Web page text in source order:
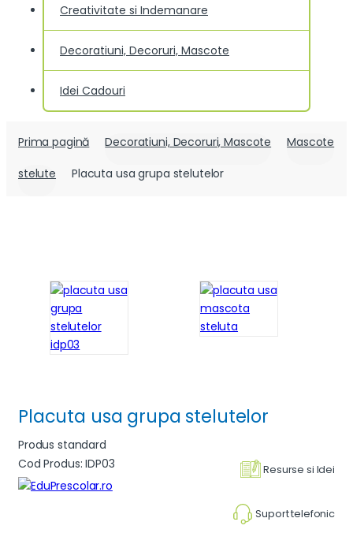
Creativitate si Indemanare
Decoratiuni, Decoruri, Mascote
Idei Cadouri
Prima pagină Decoratiuni, Decoruri, Mascote
Mascote
stelute
Placuta usa grupa stelutelor
Placuta usa grupa stelutelor
Resurse si Idei
Suport telefonic
Produs standard
Cod Produs: IDP03